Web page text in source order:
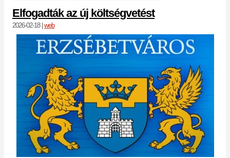
Elfogadták az új költségvetést
2026-02-18| web